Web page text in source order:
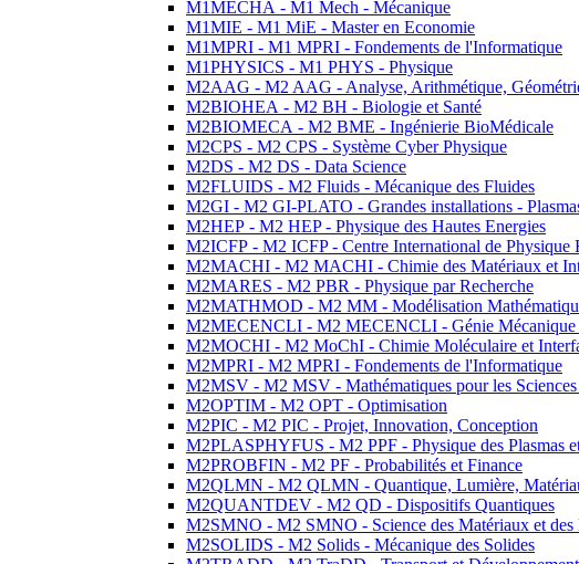
M1MECHA - M1 Mech - Mécanique
M1MIE - M1 MiE - Master en Economie
M1MPRI - M1 MPRI - Fondements de l'Informatique
M1PHYSICS - M1 PHYS - Physique
M2AAG - M2 AAG - Analyse, Arithmétique,
M2BIOHEA - M2 BH - Biologie et Santé
M2BIOMECA - M2 BME - Ingénierie BioMédicale
M2CPS - M2 CPS - Système Cyber Physique
M2DS - M2 DS - Data Science
M2FLUIDS - M2 Fluids - Mécanique des Fluides
M2GI - M2 GI-PLATO - Grandes installations -
M2HEP - M2 HEP - Physique des Hautes Energies
M2ICFP - M2 ICFP - Centre International de Physique
M2MACHI - M2 MACHI - Chimie des Matériaux et
M2MARES - M2 PBR - Physique par Recherche
M2MATHMOD - M2 MM - Modélisation
M2MECENCLI - M2 MECENCLI - Génie Mécanique
M2MOCHI - M2 MoChI - Chimie Moléculaire et
M2MPRI - M2 MPRI - Fondements de l'Informatique
M2MSV - M2 MSV - Mathématiques pour les
M2OPTIM - M2 OPT - Optimisation
M2PIC - M2 PIC - Projet, Innovation, Conception
M2PLASPHYFUS - M2 PPF - Physique des Plasmas
M2PROBFIN - M2 PF - Probabilités et Finance
M2QLMN - M2 QLMN - Quantique, Lumière,
M2QUANTDEV - M2 QD - Dispositifs Quantiques
M2SMNO - M2 SMNO - Science des Matériaux et des
M2SOLIDS - M2 Solids - Mécanique des Solides